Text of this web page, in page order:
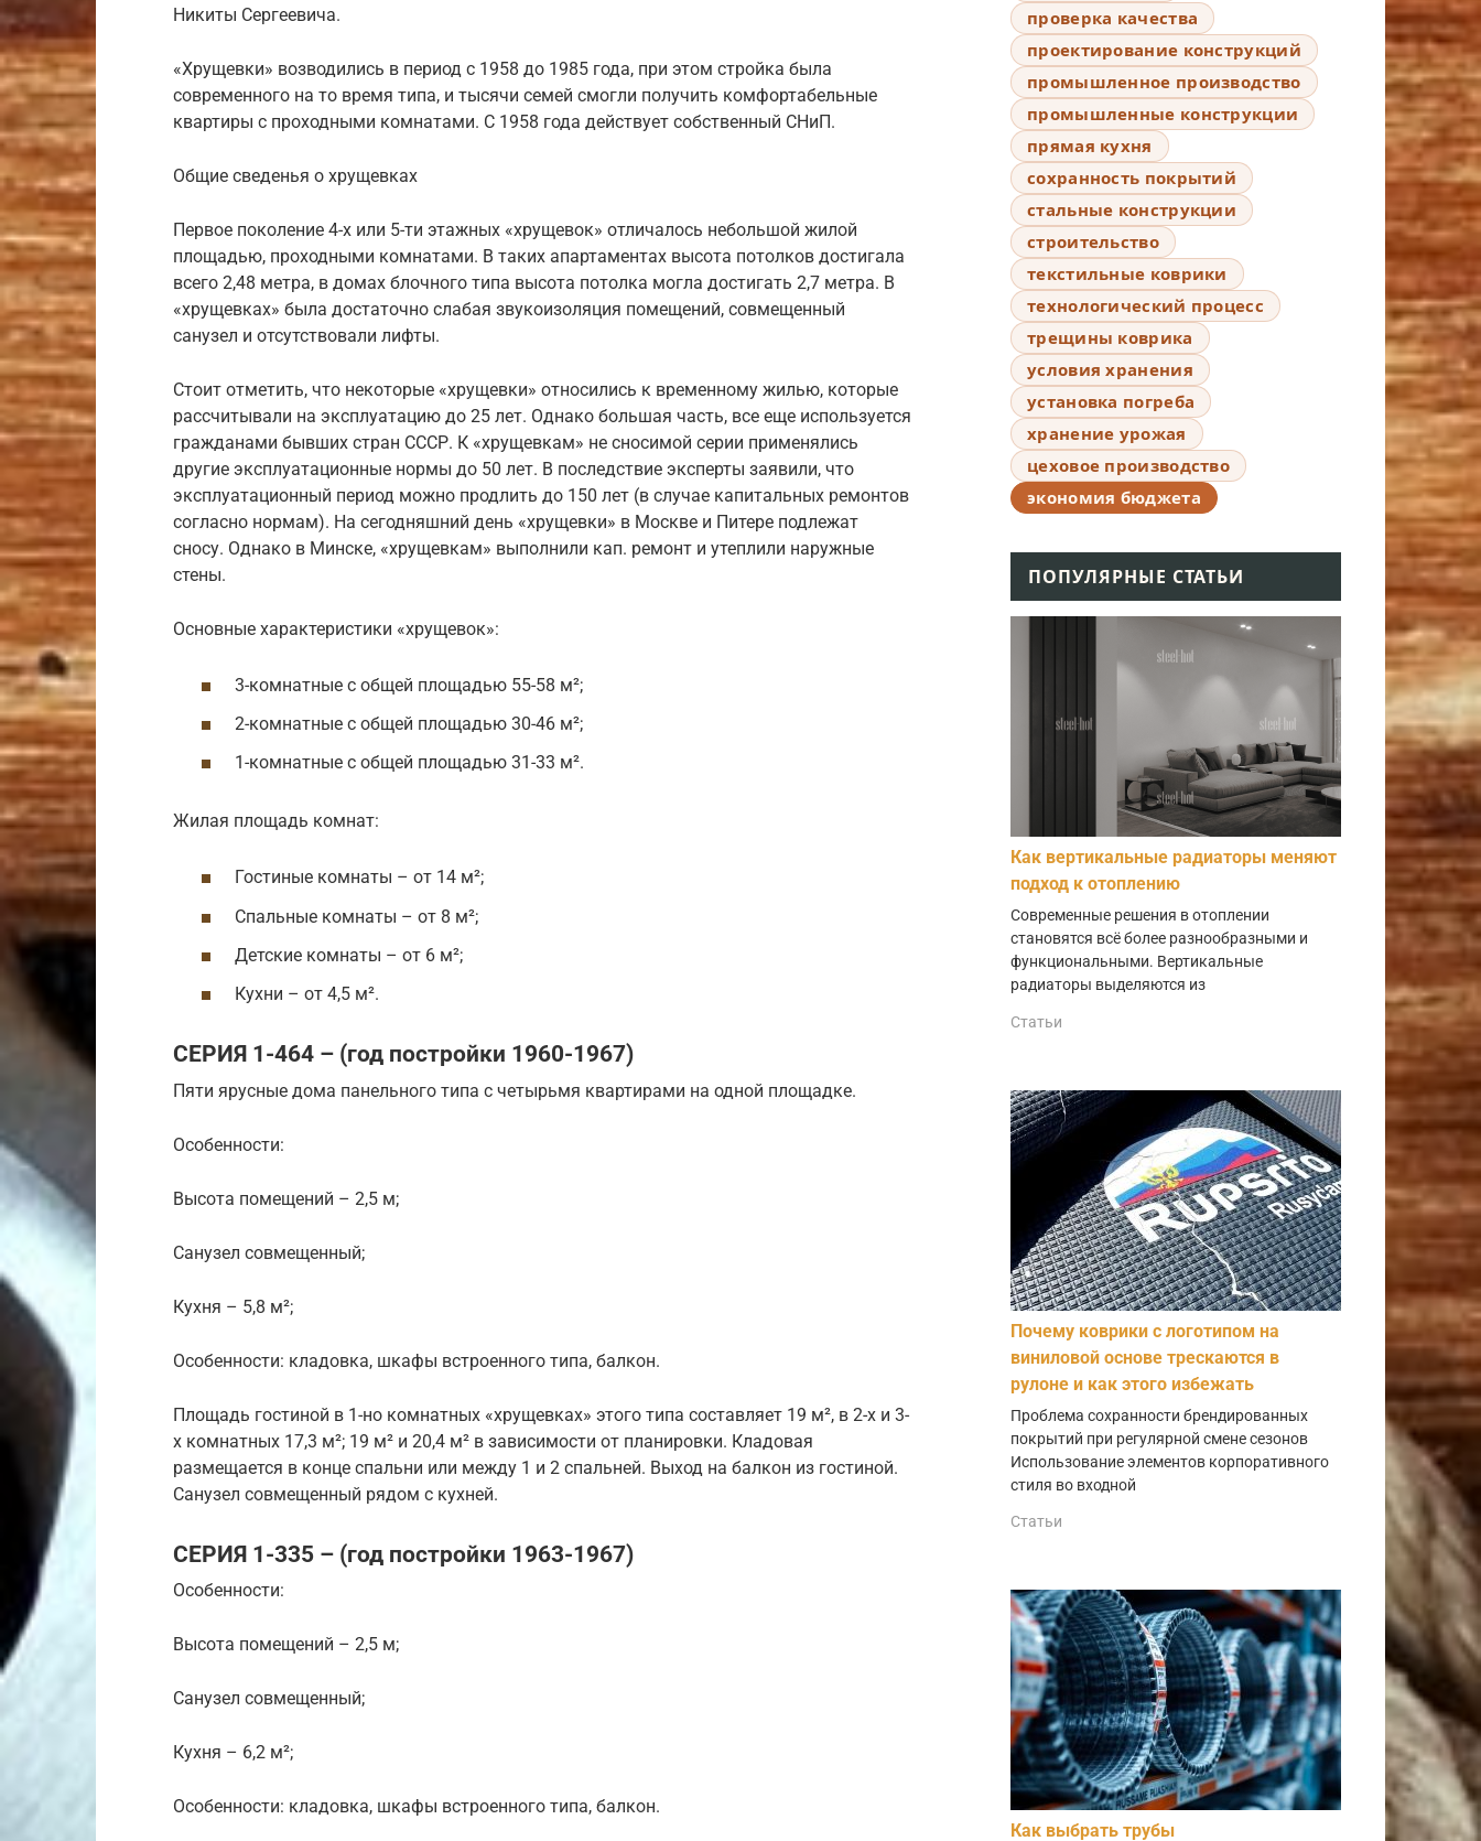
Никиты Сергеевича.
«Хрущевки» возводились в период с 1958 до 1985 года, при этом стройка была
современного на то время типа, и тысячи семей смогли получить комфортабельные
квартиры с проходными комнатами. С 1958 года действует собственный СНиП.
Общие сведенья о хрущевках
Первое поколение 4-х или 5-ти этажных «хрущевок» отличалось небольшой жилой
площадью, проходными комнатами. В таких апартаментах высота потолков достигала
всего 2,48 метра, в домах блочного типа высота потолка могла достигать 2,7 метра. В
«хрущевках» была достаточно слабая звукоизоляция помещений, совмещенный
санузел и отсутствовали лифты.
Стоит отметить, что некоторые «хрущевки» относились к временному жилью, которые
рассчитывали на эксплуатацию до 25 лет. Однако большая часть, все еще используется
гражданами бывших стран СССР. К «хрущевкам» не сносимой серии применялись
другие эксплуатационные нормы до 50 лет. В последствие эксперты заявили, что
эксплуатационный период можно продлить до 150 лет (в случае капитальных ремонтов
согласно нормам). На сегодняшний день «хрущевки» в Москве и Питере подлежат
сносу. Однако в Минске, «хрущевкам» выполнили кап. ремонт и утеплили наружные
стены.
Основные характеристики «хрущевок»:
3-комнатные с общей площадью 55-58 м²;
2-комнатные с общей площадью 30-46 м²;
1-комнатные с общей площадью 31-33 м².
Жилая площадь комнат:
Гостиные комнаты – от 14 м²;
Спальные комнаты – от 8 м²;
Детские комнаты – от 6 м²;
Кухни – от 4,5 м².
СЕРИЯ 1-464 – (год постройки 1960-1967)
Пяти ярусные дома панельного типа с четырьмя квартирами на одной площадке.
Особенности:
Высота помещений – 2,5 м;
Санузел совмещенный;
Кухня – 5,8 м²;
Особенности: кладовка, шкафы встроенного типа, балкон.
Площадь гостиной в 1-но комнатных «хрущевках» этого типа составляет 19 м², в 2-х и 3-
х комнатных 17,3 м²; 19 м² и 20,4 м² в зависимости от планировки. Кладовая
размещается в конце спальни или между 1 и 2 спальней. Выход на балкон из гостиной.
Санузел совмещенный рядом с кухней.
СЕРИЯ 1-335 – (год постройки 1963-1967)
Особенности:
Высота помещений – 2,5 м;
Санузел совмещенный;
Кухня – 6,2 м²;
Особенности: кладовка, шкафы встроенного типа, балкон.
проверка качества
проектирование конструкций
промышленное производство
промышленные конструкции
прямая кухня
сохранность покрытий
стальные конструкции
строительство
текстильные коврики
технологический процесс
трещины коврика
условия хранения
установка погреба
хранение урожая
цеховое производство
экономия бюджета
ПОПУЛЯРНЫЕ СТАТЬИ
Как вертикальные радиаторы меняют
подход к отоплению
Современные решения в отоплении
становятся всё более разнообразными и
функциональными. Вертикальные
радиаторы выделяются из
Статьи
Почему коврики с логотипом на
виниловой основе трескаются в
рулоне и как этого избежать
Проблема сохранности брендированных
покрытий при регулярной смене сезонов
Использование элементов корпоративного
стиля во входной
Статьи
Как выбрать трубы